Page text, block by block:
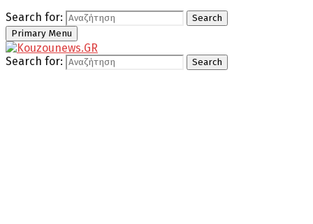
Search for:
Search
Primary Menu
Search for: Search